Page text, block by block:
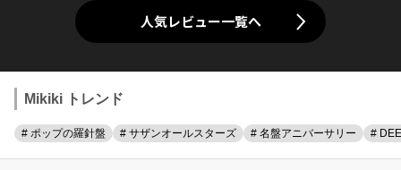
人気レビュー一覧へ
Mikiki トレンド
# ポップの羅針盤 # サザンオールスターズ # 名盤アニバーサリー #